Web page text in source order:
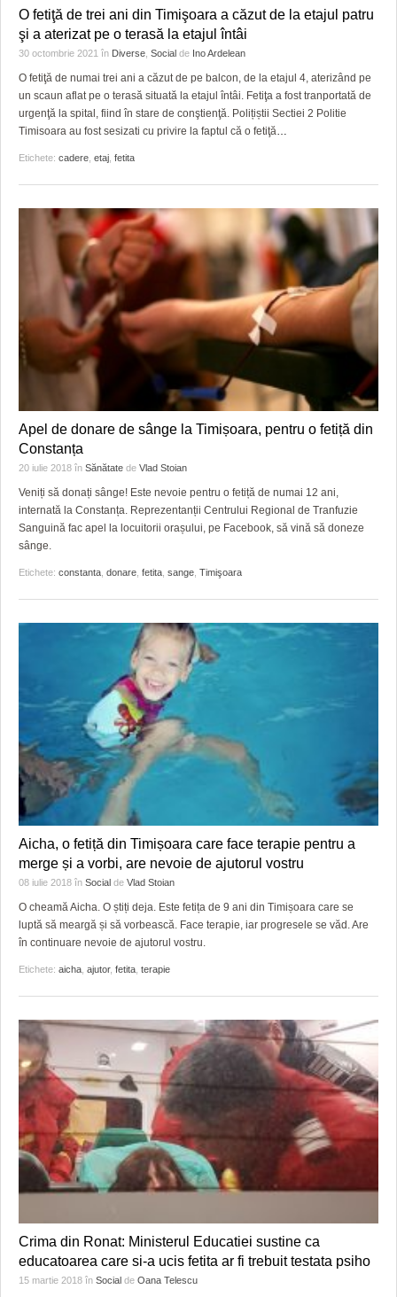
ZIARISTU’ DE TERASĂ
CU OIŞTEA-N KIERKEGAARD
FINANŢĂRI DE LA A LA Z
UNDE MERGEM
FILME DOCUMENTARE
CLIPURI VIDEO
ANUNŢURI
INFO SI UTILE
CULTURA
JUSTITIE
FILME DOCUMENTARE
CLIPURI VIDEO
JOCURI ONLINE
DIVERSE
FARMACII DIN TIMIŞOARA
LICEE, ŞCOLI ŞI GRĂDINIŢE DIN TIMIŞ
PRIMĂRIILE DIN TIMIŞ
SFATUL MEDICULUI
O fetiţă de trei ani din Timişoara a căzut de la etajul patru
şi a aterizat pe o terasă la etajul întâi
30 octombrie 2021 în Diverse Social de Ino Ardelean
O fetiţă de numai trei ani a căzut de pe balcon, de la etajul 4, aterizând pe
un scaun aflat pe o terasă situată la etajul întâi. Fetiţa a fost tranportată de
urgenţă la spital, fiind în stare de conştienţă. Polițiștii Sectiei 2 Politie
Timisoara au fost sesizati cu privire la faptul că o fetiţă
Etichete: cadere etaj fetita
Apel de donare de sânge la Timișoara, pentru o fetiță din
Constanța
20 iulie 2018 în Sănătate de Vlad Stoian
Veniți să donați sânge! Este nevoie pentru o fetiță de numai 12 ani,
internată la Constanța. Reprezentanții Centrului Regional de Tranfuzie
Sanguină fac apel la locuitorii orașului, pe Facebook, să vină să doneze
sânge.
Etichete: constanta donare fetita sange Timişoara
Aicha, o fetiță din Timișoara care face terapie pentru a
merge și a vorbi, are nevoie de ajutorul vostru
08 iulie 2018 în Social de Vlad Stoian
O cheamă Aicha. O știți deja. Este fetița de 9 ani din Timișoara care se
luptă să meargă și să vorbească. Face terapie, iar progresele se văd. Are
în continuare nevoie de ajutorul vostru.
Etichete: aicha, ajutor, fetita, terapie
Crima din Ronat: Ministerul Educatiei sustine ca
educatoarea care si-a ucis fetita ar fi trebuit testata psiho
15 martie 2018 în Social de Oana Telescu